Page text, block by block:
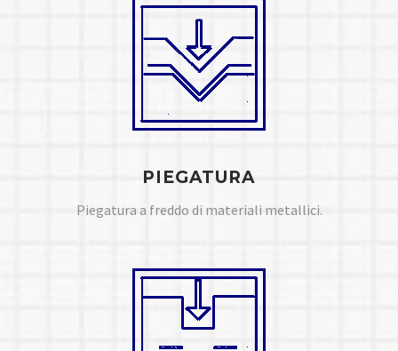
PIEGATURA
Piegatura a freddo di materiali metallici.